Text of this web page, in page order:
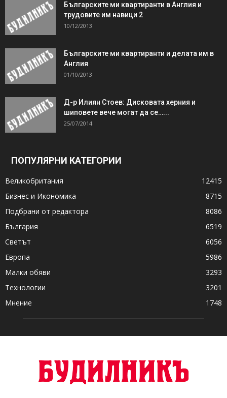
Българските ми квартиранти в Англия и
трудовите им навици 2
10/12/2013
Българските ми квартиранти и делата им в
Англия
01/10/2013
Д-р Илиян Стоев: Дисковата херния и
шиповете вече могат да се…...
25/07/2014
ПОПУЛЯРНИ КАТЕГОРИИ
Великобритания
12415
Бизнес и Икономика
8715
Подбрани от редактора
8086
България
6519
Светът
6056
Европа
5986
Малки обяви
3293
Технологии
3201
Мнение
1748